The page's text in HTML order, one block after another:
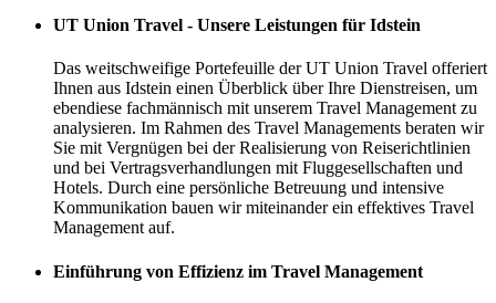
UT Union Travel - Unsere Leistungen für Idstein
Das weitschweifige Portefeuille der UT Union Travel offeriert
Ihnen aus Idstein einen Überblick über Ihre Dienstreisen, um
ebendiese fachmännisch mit unserem Travel Management zu
analysieren. Im Rahmen des Travel Managements beraten wir
Sie mit Vergnügen bei der Realisierung von Reiserichtlinien
und bei Vertragsverhandlungen mit Fluggesellschaften und
Hotels. Durch eine persönliche Betreuung und intensive
Kommunikation bauen wir miteinander ein effektives Travel
Management auf.
Einführung von Effizienz im Travel Management